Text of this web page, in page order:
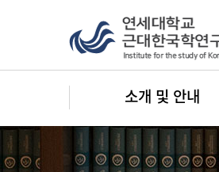
소개 및 안내